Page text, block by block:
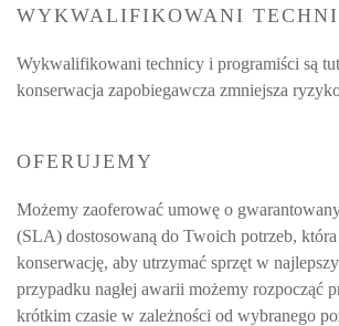
WYKWALIFIKOWANI
Wykwalifikowani technicy i programiści są
konserwacja zapobiegawcza zmniejsza
OFERUJEMY
Możemy zaoferować umowę o
(SLA) dostosowaną do Twoich potrzeb,
konserwację, aby utrzymać sprzęt w
przypadku nagłej awarii możemy rozpocząć
krótkim czasie w zależności od wybranego